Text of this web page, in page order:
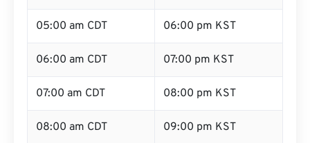
05:00 am CDT 06:00 pm KST
06:00 am CDT 07:00 pm KST
07:00 am CDT 08:00 pm KST
08:00 am CDT 09:00 pm KST